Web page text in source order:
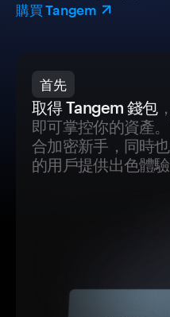
購買 Tangem
首先
取得 Tangem 錢包
即可掌控你的資產
合加密新手，同時
的用戶提供出色體驗